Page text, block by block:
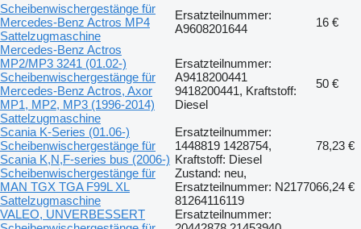
Scheibenwischergestänge für
Mercedes-Benz Actros MP4
Sattelzugmaschine
Ersatzteilnummer:
A9608201644
16 €
Mercedes-Benz Actros
MP2/MP3 3241 (01.02-)
Scheibenwischergestänge für
Mercedes-Benz Actros, Axor
MP1, MP2, MP3 (1996-2014)
Sattelzugmaschine
Ersatzteilnummer:
A9418200441
9418200441, Kraftstoff:
Diesel
50 €
Scania K-Series (01.06-)
Scheibenwischergestänge für
Scania K,N,F-series bus (2006-)
Ersatzteilnummer:
1448819 1428754,
Kraftstoff: Diesel
78,23 €
Scheibenwischergestänge für
MAN TGX TGA F99L XL
Sattelzugmaschine
Zustand: neu,
Ersatzteilnummer: N21770
81264116119
66,24 €
VALEO, UNVERBESSERT
Ersatzteilnummer: